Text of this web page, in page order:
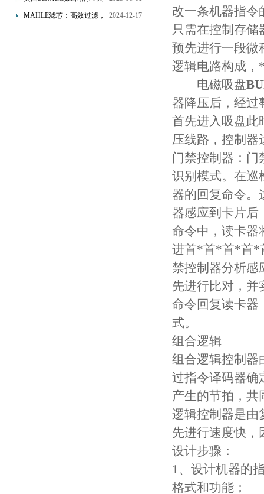
知识
MAHLE滤芯：高效过滤，
2024-12-17
改一条机器指令
只需在控制存
预先进行一段微
逻辑电路构成，
电磁吸盘
器降压后，经
首先进入吸盘
压线路，控制器
门禁控制器：
识别模式。在巡
器的回复命令。
器感应到卡片后
命令中，读卡器
进首*首*首*首*
禁控制器分析
先进行比对，并
命令回复读卡器
式。
组合逻辑
组合逻辑控制器
过指令译码器
产生的节拍，
逻辑控制器是
先进行速度快，
设计步骤：
1、设计机器的
格式和功能；